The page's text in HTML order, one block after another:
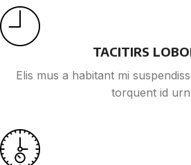
TACITIRS
Elis mus a habitant mi
torquent id